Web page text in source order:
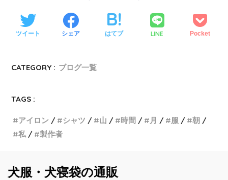
ツイート シェア はてブ LINE Pocket
CATEGORY : ブログ一覧
TAGS :
アイロン シャツ 山 時間 月 服
朝
私
製作者
犬服・犬寝袋の通販